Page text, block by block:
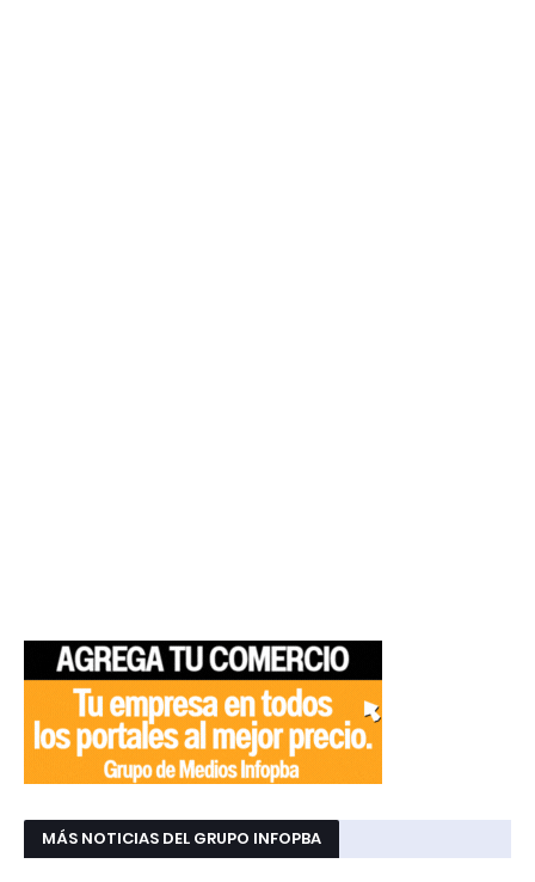
MÁS NOTICIAS DEL GRUPO INFOPBA